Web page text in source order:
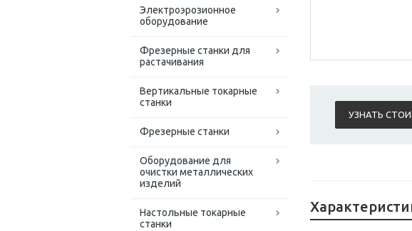
Электроэрозионное
оборудование
Фрезерные станки для
растачивания
Вертикальные токарные
станки
Фрезерные станки
Оборудование для
очистки металлических
изделий
Настольные токарные
станки
УЗНАТЬ